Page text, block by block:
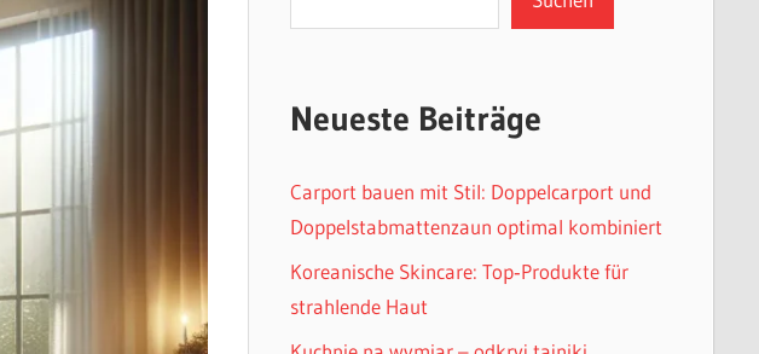
Neueste Beiträge
Carport bauen mit Stil: Doppelcarport und
Doppelstabmattenzaun optimal kombiniert
Koreanische Skincare: Top‑Produkte für
strahlende Haut